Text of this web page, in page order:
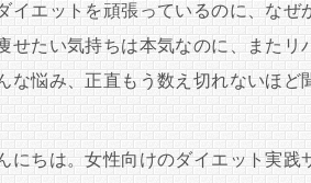
ダイエットを頑張っているのに、なぜ
痩せたい気持ちは本気なのに、またリ
な悩み、正直もう数え切れないほど
にちは。女性向けのダイエット実践